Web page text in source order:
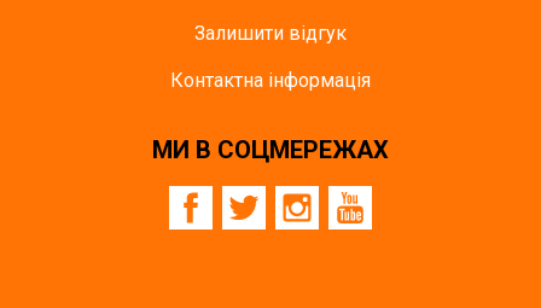
Залишити відгук
Контактна інформація
МИ В СОЦМЕРЕЖАХ